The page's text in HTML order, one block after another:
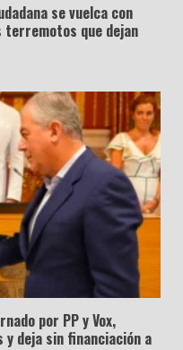
se vuelca con
terremotos que dejan
por PP y Vox,
y deja sin financiación a